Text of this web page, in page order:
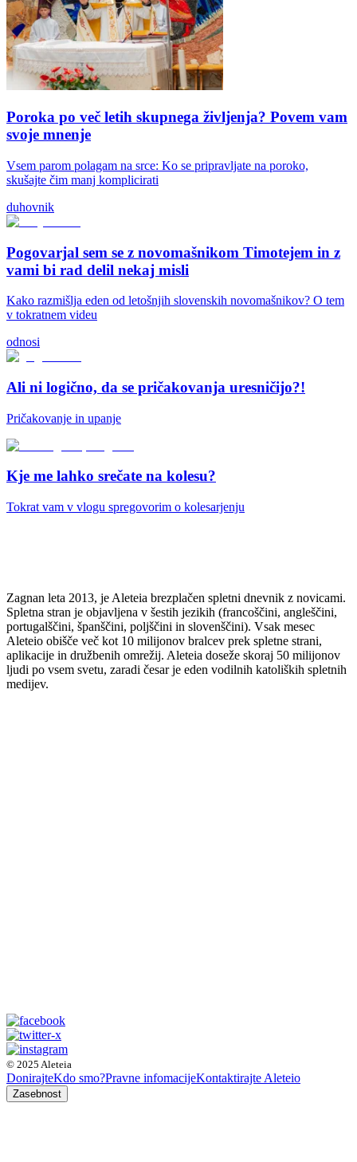
Poroka po več letih skupnega življenja? Povem vam
svoje mnenje
Vsem parom polagam na srce: Ko se pripravljate na poroko,
skušajte čim manj komplicirati
duhovnik
Pogovarjal sem se z novomašnikom Timotejem in z
vami bi rad delil nekaj misli
Kako razmišlja eden od letošnjih slovenskih novomašnikov? O tem
v tokratnem videu
odnosi
Ali ni logično, da se pričakovanja uresničijo?!
Pričakovanje in upanje
Kje me lahko srečate na kolesu?
Tokrat vam v vlogu spregovorim o kolesarjenju
Zagnan leta 2013, je Aleteia brezplačen spletni dnevnik z novicami.
Spletna stran je objavljena v šestih jezikih (francoščini, angleščini,
portugalščini, španščini, poljščini in slovenščini). Vsak mesec
Aleteio obišče več kot 10 milijonov bralcev prek spletne strani,
aplikacije in družbenih omrežij. Aleteia doseže skoraj 50 milijonov
ljudi po vsem svetu, zaradi česar je eden vodilnih katoliških spletnih
medijev.
© 2025 Aleteia
DonirajteKdo smo?Pravne infomacijeKontaktirajte Aleteio
Zasebnost